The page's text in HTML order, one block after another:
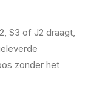
S3 of J2 draagt,
zonder het